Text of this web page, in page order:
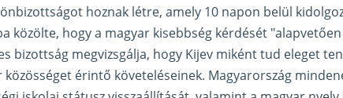
hoznak létre, amely 10 napon belül
közölte, hogy a magyar kisebbség kérdését
bizottság megvizsgálja, hogy Kijev miként tud eleget
közösséget érintő követeléseinek. Magyarország